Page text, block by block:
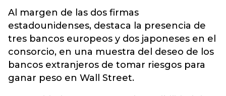
Al margen de las dos firmas
estadounidenses, destaca la presencia de
tres bancos europeos y dos japoneses en el
consorcio, en una muestra del deseo de los
bancos extranjeros de tomar riesgos para
ganar peso en Wall Street.